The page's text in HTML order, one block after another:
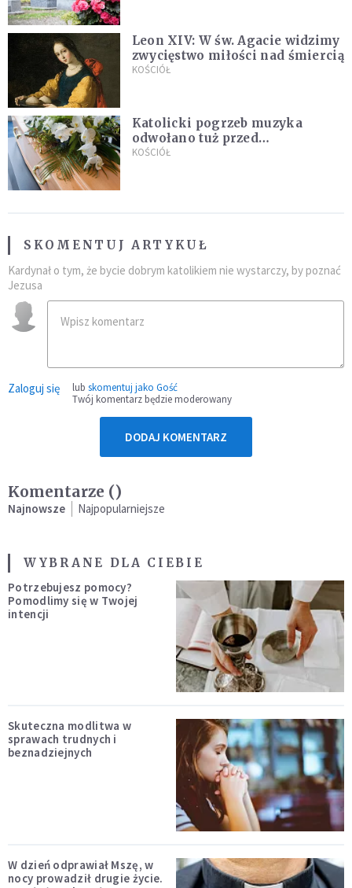
Leon XIV: W św. Agacie widzimy
zwycięstwo miłości nad śmiercią
KOŚCIÓŁ
Katolicki pogrzeb muzyka
odwołano tuż przed
uroczystością. Powodem była
KOŚCIÓŁ
SKOMENTUJ ARTYKUŁ
Kardynał o tym, że bycie dobrym katolikiem nie wystarczy, by poznać
Jezusa
Zaloguj się lub skomentuj jako Gość
Twój komentarz będzie moderowany
DODAJ KOMENTARZ
Komentarze ()
Najnowsze Najpopularniejsze
WYBRANE DLA CIEBIE
Potrzebujesz pomocy?
Pomodlimy się w Twojej
intencji
Skuteczna modlitwa w
sprawach trudnych i
beznadziejnych
W dzień odprawiał Mszę, w
nocy prowadził drugie życie.